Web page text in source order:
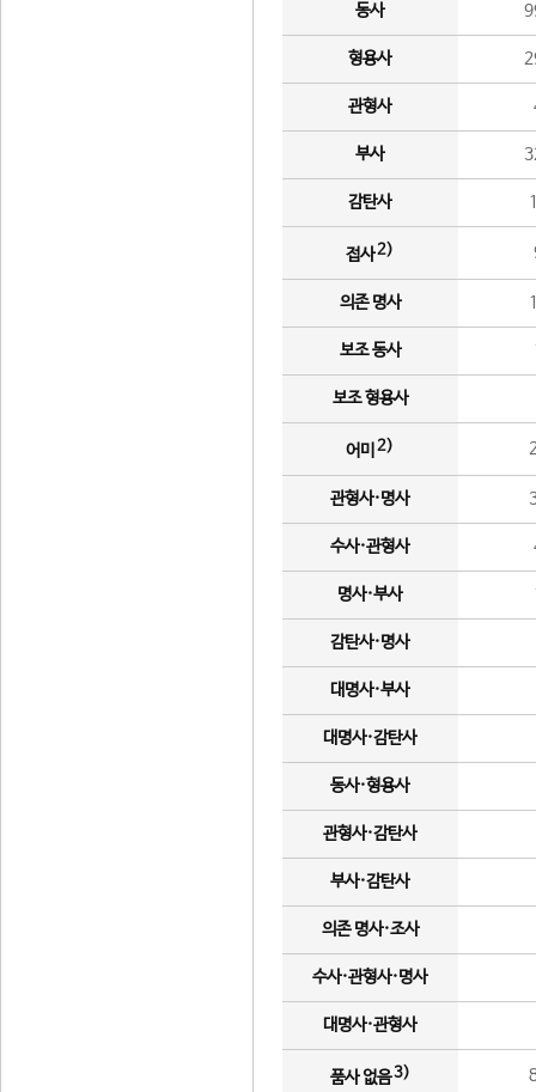
동사
형용사
관형사
부사
감탄사
접사2)
의존 명사
보조 동사
보조 형용사
어미 2)
관형사·명사
수사·관형사
명사·부사
감탄사·명사
대명사·부사
대명사·감탄사
동사·형용사
관형사·감탄사
부사·감탄사
의존 명사·조사
수사·관형사·명사
대명사·관형사
품사 없음3)